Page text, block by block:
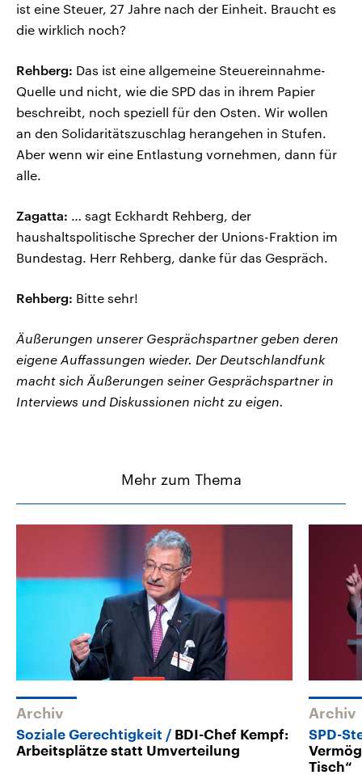
ist eine Steuer, 27 Jahre nach der Einheit. Braucht es
die wirklich noch?
Rehberg: Das ist eine allgemeine Steuereinnahme-
Quelle und nicht, wie die SPD das in ihrem Papier
beschreibt, noch speziell für den Osten. Wir wollen
an den Solidaritätszuschlag herangehen in Stufen.
Aber wenn wir eine Entlastung vornehmen, dann für
alle.
Zagatta: … sagt Eckhardt Rehberg, der
haushaltspolitische Sprecher der Unions-Fraktion im
Bundestag. Herr Rehberg, danke für das Gespräch.
Rehberg: Bitte sehr!
Äußerungen unserer Gesprächspartner geben deren
eigene Auffassungen wieder. Der Deutschlandfunk
macht sich Äußerungen seiner Gesprächspartner in
Interviews und Diskussionen nicht zu eigen.
Mehr zum Thema
Archiv
Soziale Gerechtigkeit
BDI-Chef Kempf:
Arbeitsplätze statt Umverteilung
Archiv
SPD-
Tisch“